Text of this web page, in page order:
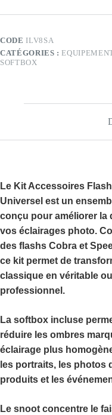
Flash
en
1
pour
Softbox,
CODE ILV8SA
CATÉGORIES :
SOFTBOX
Le Kit Accessoires
Universel est un
conçu pour améliorer la
vos éclairages photo.
des flashs Cobra et
ce kit permet de
classique en véritable
professionnel.
La softbox incluse
réduire les ombres
éclairage plus
les portraits, les photos
produits et les
Le snoot concentre le